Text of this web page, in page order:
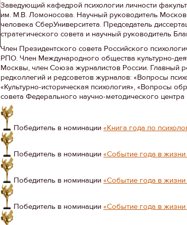
Заведующий кафедрой психологии личности
им. М.В. Ломоносова. Научный руководитель
человека СберУниверситета. Председатель
стратегического совета и научный руководитель
Член Президентского совета Российского
РПО. Член Международного общества культурно-
Москвы, член Союза журналистов России. Главный
редколлегий и редсоветов журналов: «Вопросы
«Культурно-историческая психология», «Вопросы
совета Федерального научно-методического центра
Победитель в номинации «Книга года по
Победитель в номинации «Событие года в
Победитель в номинации «Событие года в
Победитель в номинации «Событие года в